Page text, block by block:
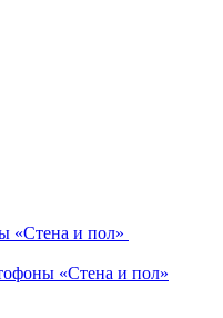
«Стена и пол»
«Стена и пол»